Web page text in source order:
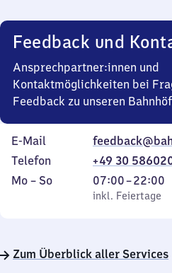
Feedback und
Ansprechpartner:innen und
Kontaktmöglichkeiten bei
Feedback zu unseren
E-Mail
Telefon
+49 30
Montag
Mo – So,
inkl. Feiertage
07:00–22:00
Von
7
22
inkl. Feiertage
Zum Überblick aller Services